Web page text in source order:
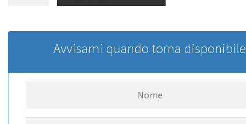
Brake
Avvisami quando torna disponibile